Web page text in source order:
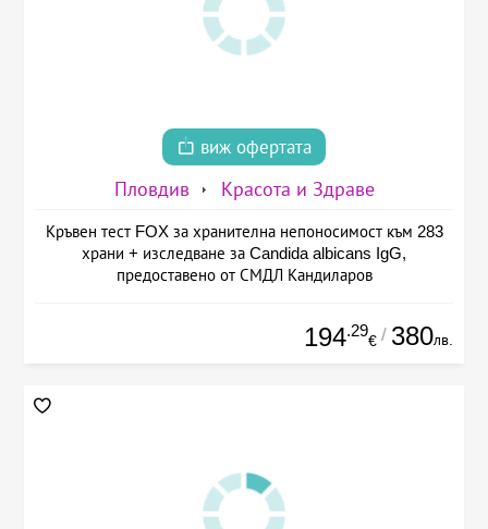
виж офертата
Пловдив Красота и Здраве
Кръвен тест FOX за хранителна непоносимост към 283
храни + изследване за Candida albicans IgG,
предоставено от СМДЛ Кандиларов
194.29
€ / 380лв.